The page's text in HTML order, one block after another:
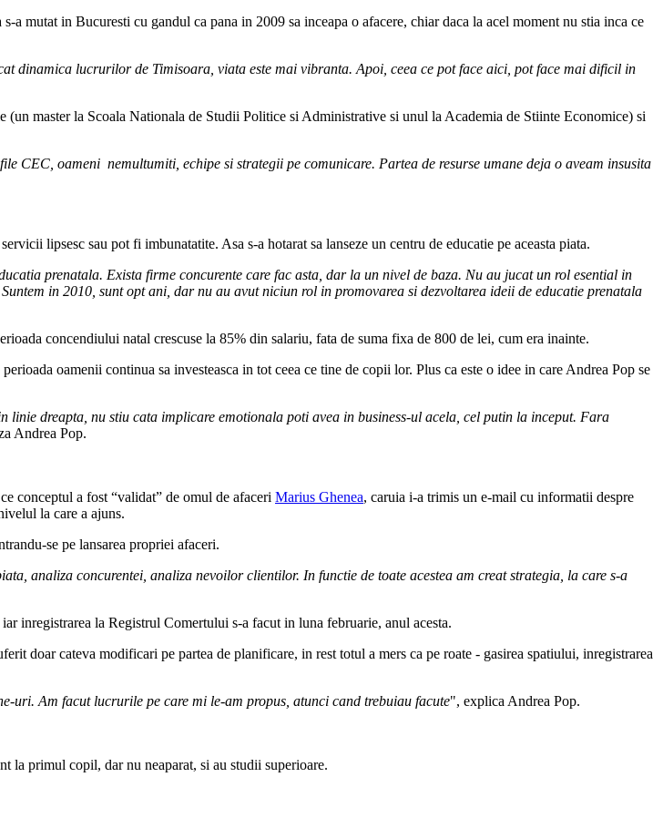
a mutat in Bucuresti cu gandul ca pana in 2009 sa inceapa o afacere, chiar daca la acel moment nu stia inca ce
dinamica lucrurilor de Timisoara, viata este mai vibranta. Apoi, ceea ce pot face aici, pot face mai dificil in
(un master la Scoala Nationala de Studii Politice si Administrative si unul la Academia de Stiinte Economice) si
CEC, oameni nemultumiti, echipe si strategii pe comunicare. Partea de resurse umane deja o aveam insusita
lipsesc sau pot fi imbunatatite. Asa s-a hotarat sa lanseze un centru de educatie pe aceasta piata.
prenatala. Exista firme concurente care fac asta, dar la un nivel de baza. Nu au jucat un rol esential in
in 2010, sunt opt ani, dar nu au avut niciun rol in promovarea si dezvoltarea ideii de educatie prenatala
concendiului natal crescuse la 85% din salariu, fata de suma fixa de 800 de lei, cum era inainte.
oamenii continua sa investeasca in tot ceea ce tine de copii lor. Plus ca este o idee in care Andrea Pop se
dreapta, nu stiu cata implicare emotionala poti avea in business-ul acela, cel putin la inceput. Fara
Andrea Pop.
conceptul a fost “validat” de omul de afaceri Marius Ghenea, caruia i-a trimis un e-mail cu informatii despre
la care a ajuns.
se pe lansarea propriei afaceri.
analiza concurentei, analiza nevoilor clientilor. In functie de toate acestea am creat strategia, la care s-a
inregistrarea la Registrul Comertului s-a facut in luna februarie, anul acesta.
doar cateva modificari pe partea de planificare, in rest totul a mers ca pe roate - gasirea spatiului, inregistrarea
uri. Am facut lucrurile pe care mi le-am propus, atunci cand trebuiau facute", explica Andrea Pop.
la primul copil, dar nu neaparat, si au studii superioare.